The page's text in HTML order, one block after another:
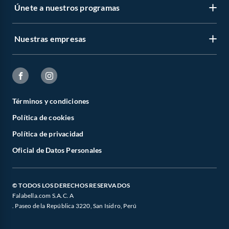
lavadora Mabe 16 kg
Únete a nuestros programas
Nuestras empresas
Términos y condiciones
Política de cookies
Política de privacidad
Oficial de Datos Personales
© TODOS LOS DERECHOS RESERVADOS
Falabella.com S.A.C. A
. Paseo de la República 3220, San Isidro, Perú